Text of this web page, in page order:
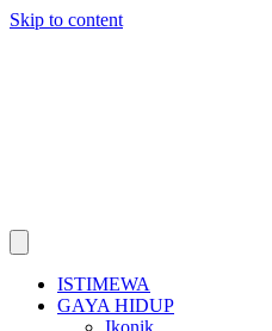
Skip to content
ISTIMEWA
GAYA HIDUP
Ikonik